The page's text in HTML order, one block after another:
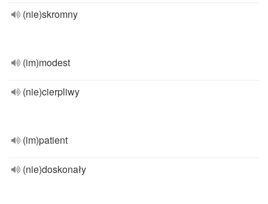
(nie)skromny
(im)modest
(nie)cierpliwy
(im)patient
(nie)doskonały